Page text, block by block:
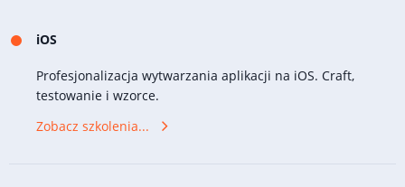
iOS
Profesjonalizacja wytwarzania aplikacji na iOS. Craft,
testowanie i wzorce.
Zobacz szkolenia...